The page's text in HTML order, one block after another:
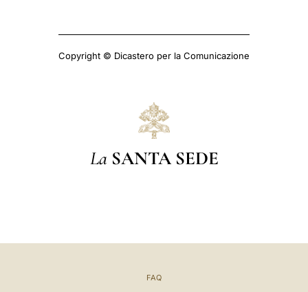
Copyright © Dicastero per la Comunicazione
La SANTA SEDE
FAQ